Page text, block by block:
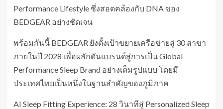
Performance Lifestyle ซึ่งสอดคล้องกับ DNA ของ
BEDGEAR อย่างชัดเจน
พร้อมกันนี้ BEDGEAR ยังตั้งเป้าขยายเครือข่ายสู่ 30 สาขา
ภายในปี 2028 เพื่อผลักดันแบรนด์สู่การเป็น Global
Performance Sleep Brand อย่างเต็มรูปแบบ โดยมี
ประเทศไทยเป็นหนึ่งในฐานสำคัญของภูมิภาค
AI Sleep Fitting Experience: 28 วินาทีสู่ Personalized Sleep